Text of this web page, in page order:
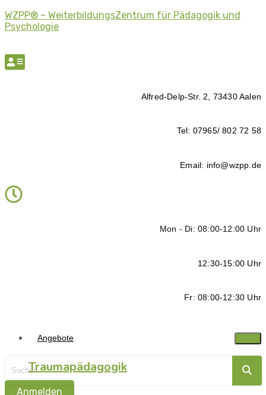
WZPP® – WeiterbildungsZentrum für Pädagogik und
Psychologie
Alfred-Delp-Str. 2, 73430 Aalen
Tel: 07965/ 802 72 58
Email: info@wzpp.de
Mon - Di: 08:00-12:00 Uhr
12:30-15:00 Uhr
Fr: 08:00-12:30 Uhr
Angebote
Traumapädagogik
Anmelden